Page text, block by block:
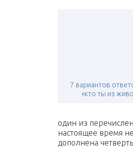
7 вариантов
«кто ты из
один из
настоящее время
дополнена